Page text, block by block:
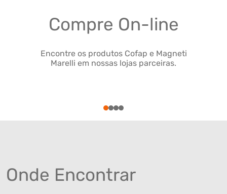
Compre On-line
Encontre os produtos Cofap e Magneti
Marelli em nossas lojas parceiras.
1234
Onde Encontrar